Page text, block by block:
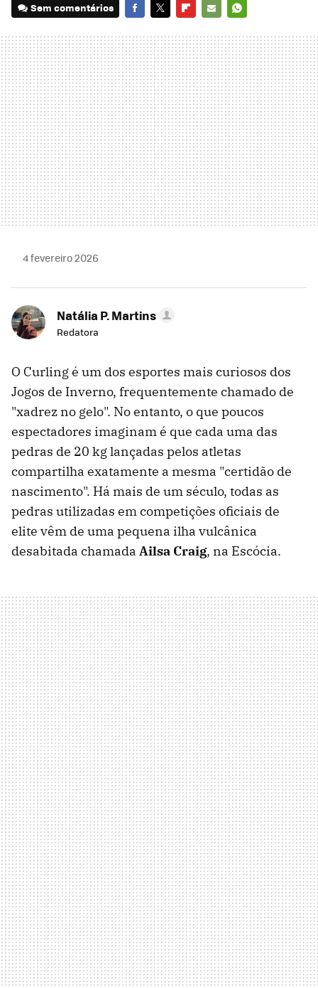
Sem comentários
MAIL
4 fevereiro 2026
Natália P. Martins
Redatora
O Curling é um dos esportes mais curiosos dos
Jogos de Inverno, frequentemente chamado de
"xadrez no gelo". No entanto, o que poucos
espectadores imaginam é que cada uma das
pedras de 20 kg lançadas pelos atletas
compartilha exatamente a mesma "certidão de
nascimento". Há mais de um século, todas as
pedras utilizadas em competições oficiais de
elite vêm de uma pequena ilha vulcânica
desabitada chamada Ailsa Craig, na Escócia.